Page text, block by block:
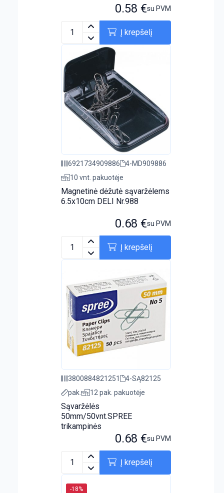
0.58 €su PVM
Į krepšelį
6921734909886
4-MD909886
10 vnt. pakuotėje
Magnetinė dėžutė sąvaržėlems
6.5x10cm DELI Nr.988
0.68 €su PVM
Į krepšelį
3800884821251
4-SĄ82125
pak.
12 pak. pakuotėje
Sąvaržėlės
50mm/50vnt.SPREE
trikampinės
0.68 €su PVM
Į krepšelį
-18%